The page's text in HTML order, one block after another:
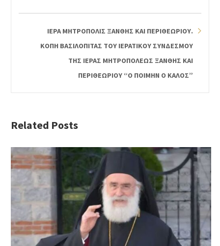
ΙΕΡΑ ΜΗΤΡΟΠΟΛΙΣ ΞΑΝΘΗΣ ΚΑΙ ΠΕΡΙΘΕΩΡΙΟΥ.
ΚΟΠΗ ΒΑΣΙΛΟΠΙΤΑΣ ΤΟΥ ΙΕΡΑΤΙΚΟΥ ΣΥΝΔΕΣΜΟΥ
ΤΗΣ ΙΕΡΑΣ ΜΗΤΡΟΠΟΛΕΩΣ ΞΑΝΘΗΣ ΚΑΙ
ΠΕΡΙΘΕΩΡΙΟΥ “Ο ΠΟΙΜΗΝ Ο ΚΑΛΟΣ”
Related Posts